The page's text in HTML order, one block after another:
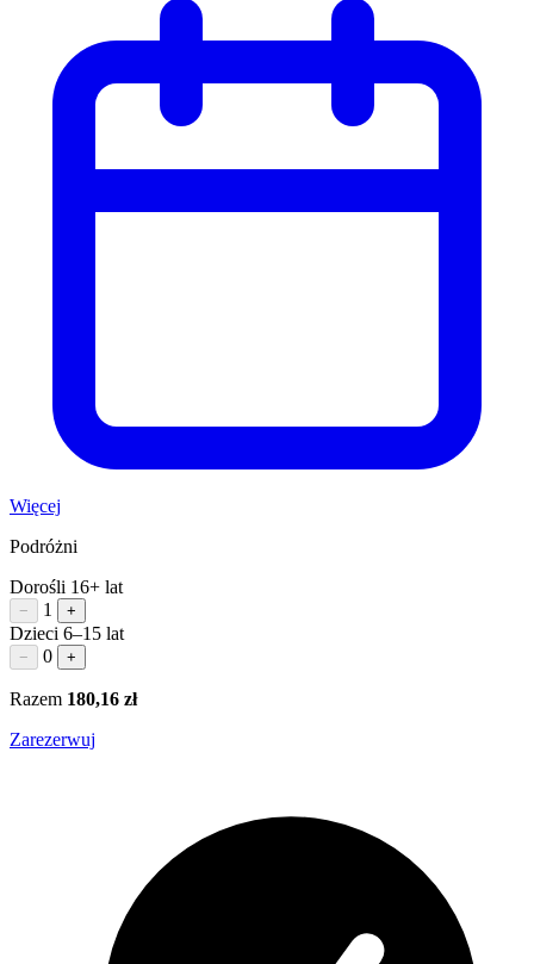
Więcej
Podróżni
Dorośli 16+ lat
− 1 +
Dzieci 6–15 lat
− 0 +
Razem 180,16 zł
Zarezerwuj